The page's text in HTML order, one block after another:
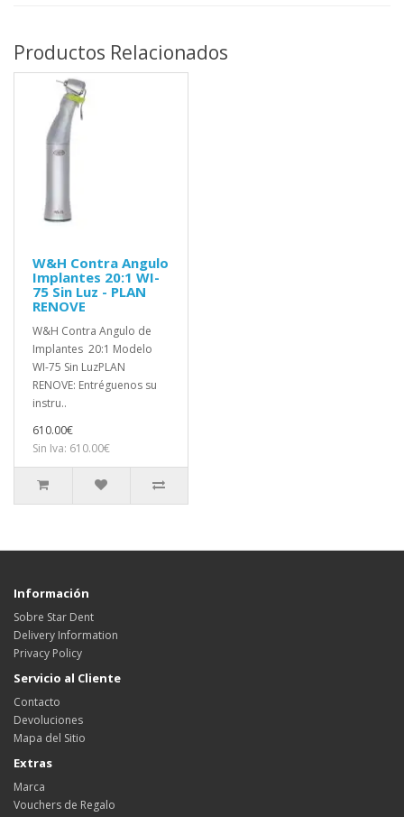
Productos Relacionados
W&H Contra Angulo
Implantes 20:1 WI-
75 Sin Luz - PLAN
RENOVE
W&H Contra Angulo de
Implantes 20:1 Modelo
WI-75 Sin LuzPLAN
RENOVE: Entréguenos su
instru..
610.00€
Sin Iva: 610.00€
Información
Sobre Star Dent
Delivery Information
Privacy Policy
Servicio al Cliente
Contacto
Devoluciones
Mapa del Sitio
Extras
Marca
Vouchers de Regalo